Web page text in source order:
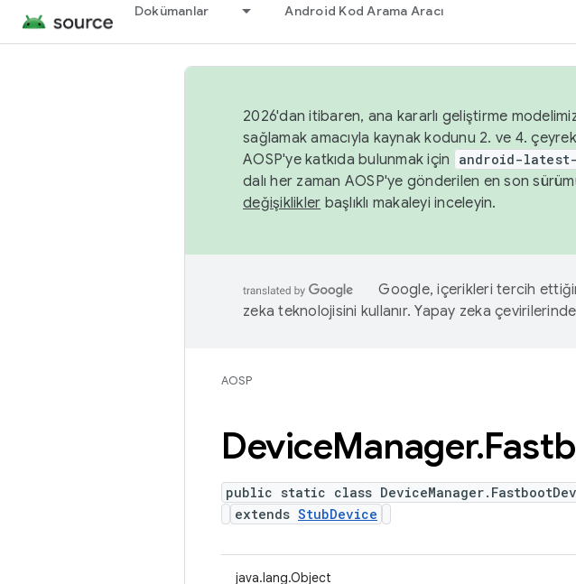
Dokümanlar Android Kod Arama Aracı
2026'dan itibaren, ana kararlı geliştirme
sağlamak amacıyla kaynak kodunu 2. ve 4.
AOSP'ye katkıda bulunmak için
android-
dalı her zaman AOSP'ye gönderilen en son
değişiklikler başlıklı makaleyi inceleyin.
Google, içerikleri tercih
zeka teknolojisini kullanır. Yapay zeka
AOSP
DeviceManager.
public static class
extends StubDevice
java.lang.Object